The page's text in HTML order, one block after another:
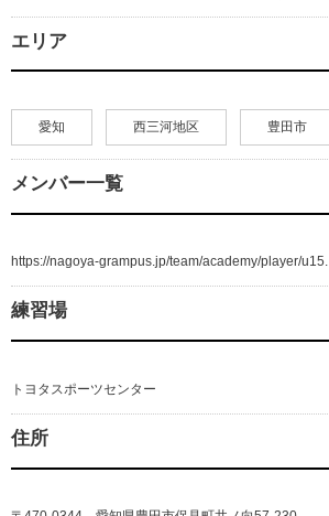
エリア
愛知 西三河地区 豊田市
メンバー一覧
https://nagoya-grampus.jp/team/academy/player/u15.
練習場
トヨタスポーツセンター
住所